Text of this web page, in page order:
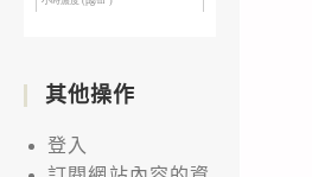
其他操作
登入